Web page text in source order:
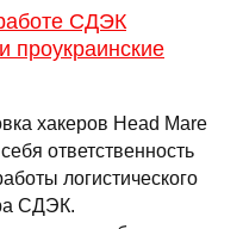
СДЭК
проукраинские
хакеров Head Mare
ответственность
логистического
СДЭК.